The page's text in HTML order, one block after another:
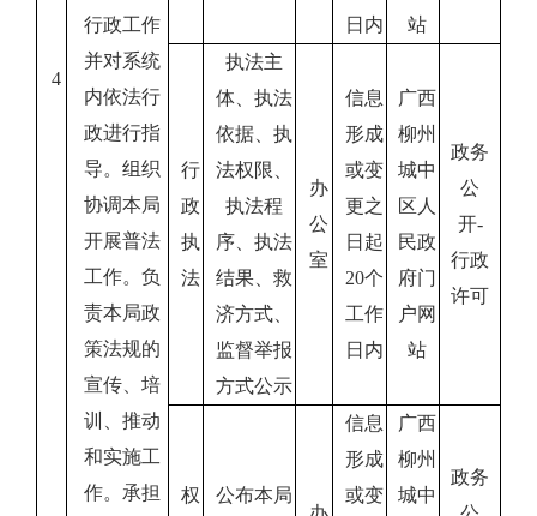
4
行政工作
并对系统
内依法行
政进行指
导。组织
协调本局
开展普法
工作。负
责本局政
策法规的
宣传、培
训、推动
和实施工
作。承担
日内
站
行
政
执
法
执法主
体、执法
依据、执
法权限、
执法程
序、执法
结果、救
济方式、
监督举报
方式公示
办
公
室
信息
形成
或变
更之
日起
20个
工作
日内
广西
柳州
城中
区人
民政
府门
户网
站
政务
公
开-
行政
许可
权
公布本局
信息
形成
或变
广西
柳州
城中
政务